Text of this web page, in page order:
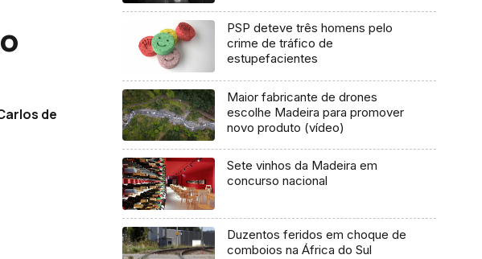
de
PSP deteve três homens pelo
crime de tráfico de
estupefacientes
Maior fabricante de drones
escolhe Madeira para promover
novo produto (vídeo)
Sete vinhos da Madeira em
concurso nacional
Duzentos feridos em choque de
comboios na África do Sul